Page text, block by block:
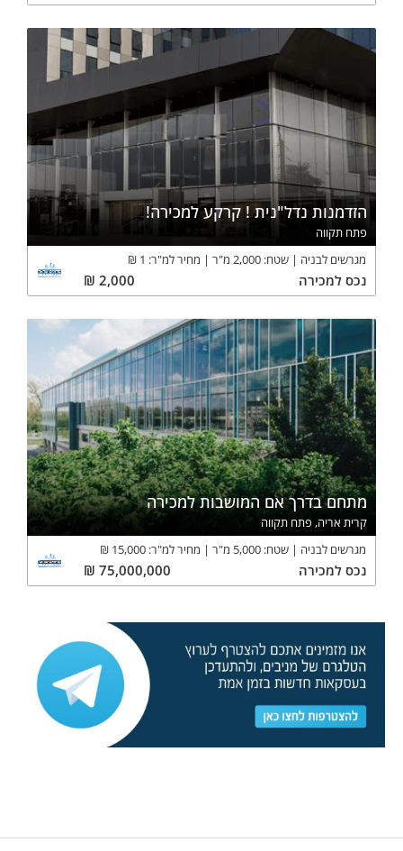
הזדמנות נדל"נית ! קרקע למכירה!
פתח תקווה
מגרשים לבניה
שטח: 2,000 מ"ר מחיר למ"ר: 1
₪
נכס למכירה 2,000
₪
מתחם בדרך אם המושבות למכירה
קרית אריה, פתח תקווה
מגרשים לבניה
שטח: 5,000 מ"ר מחיר למ"ר: 15,000
₪
נכס למכירה 75,000,000
₪